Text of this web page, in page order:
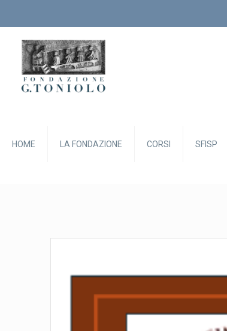
HOME LA FONDAZIONE CORSI SFISP